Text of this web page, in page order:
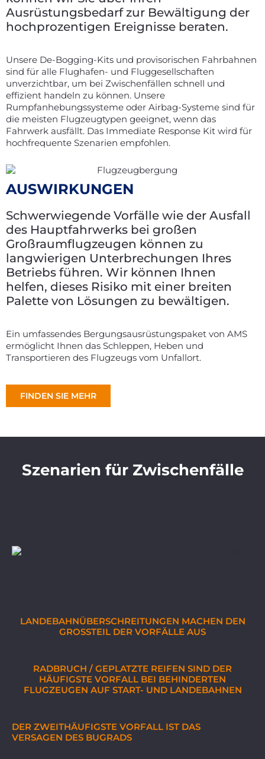
Ausrüstungsbedarf zur Bewältigung der
hochprozentigen Ereignisse beraten.
Unsere De-Bogging-Kits und provisorischen Fahrbahnen
sind für alle Flughafen- und Fluggesellschaften
unverzichtbar, um bei Zwischenfällen schnell und
effizient handeln zu können. Unsere
Rumpfanhebungssysteme oder Airbag-Systeme sind für
die meisten Flugzeugtypen geeignet, wenn das
Fahrwerk ausfällt. Das Immediate Response Kit wird für
hochfrequente Szenarien empfohlen.
AUSWIRKUNGEN
Schwerwiegende Vorfälle wie der Ausfall
des Hauptfahrwerks bei großen
Großraumflugzeugen können zu
langwierigen Unterbrechungen Ihres
Betriebs führen. Wir können Ihnen
helfen, dieses Risiko mit einer breiten
Palette von Lösungen zu bewältigen.
Ein umfassendes Bergungsausrüstungspaket von AMS
ermöglicht Ihnen das Schleppen, Heben und
Transportieren des Flugzeugs vom Unfallort.
FINDEN SIE MEHR
Szenarien für Zwischenfälle
LANDEBAHNÜBERSCHREITUNGEN MACHEN DEN
GROSSTEIL DER VORFÄLLE AUS
RADBRUCH / GEPLATZTE REIFEN SIND DER
HÄUFIGSTE VORFALL BEI BEHINDERTEN
FLUGZEUGEN AUF START- UND LANDEBAHNEN
DER ZWEITHÄUFIGSTE VORFALL IST DAS
VERSAGEN DES BUGRADS